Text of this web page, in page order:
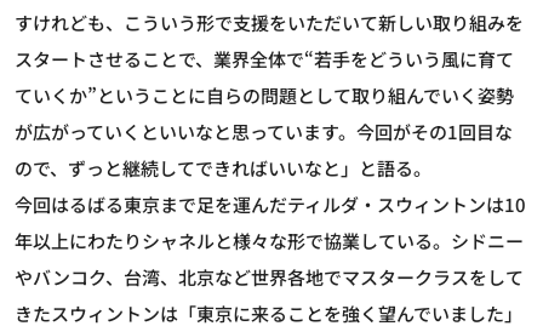
すけれども、こういう形で支援をいただいて新しい取り組みを
スタートさせることで、業界全体で“若手をどういう風に育て
ていくか”ということに自らの問題として取り組んでいく姿勢
が広がっていくといいなと思っています。今回がその1回目な
ので、ずっと継続してできればいいなと」と語る。
今回はるばる東京まで足を運んだティルダ・スウィントンは10
年以上にわたりシャネルと様々な形で協業している。シドニー
やバンコク、台湾、北京など世界各地でマスタークラスをして
きたスウィントンは「東京に来ることを強く望んでいました」